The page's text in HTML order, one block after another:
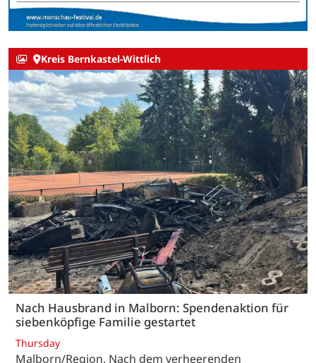
Kreis Bernkastel-Wittlich
Nach Hausbrand in Malborn: Spendenaktion für
siebenköpfige Familie gestartet
Thursday
Malborn/Region. Nach dem verheerenden